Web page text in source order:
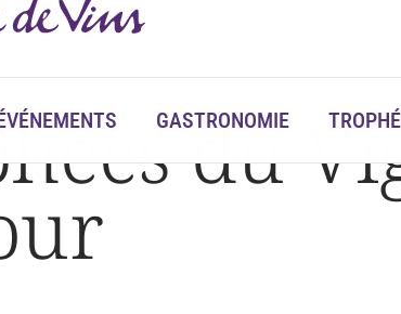
GASTRONOMIE
du